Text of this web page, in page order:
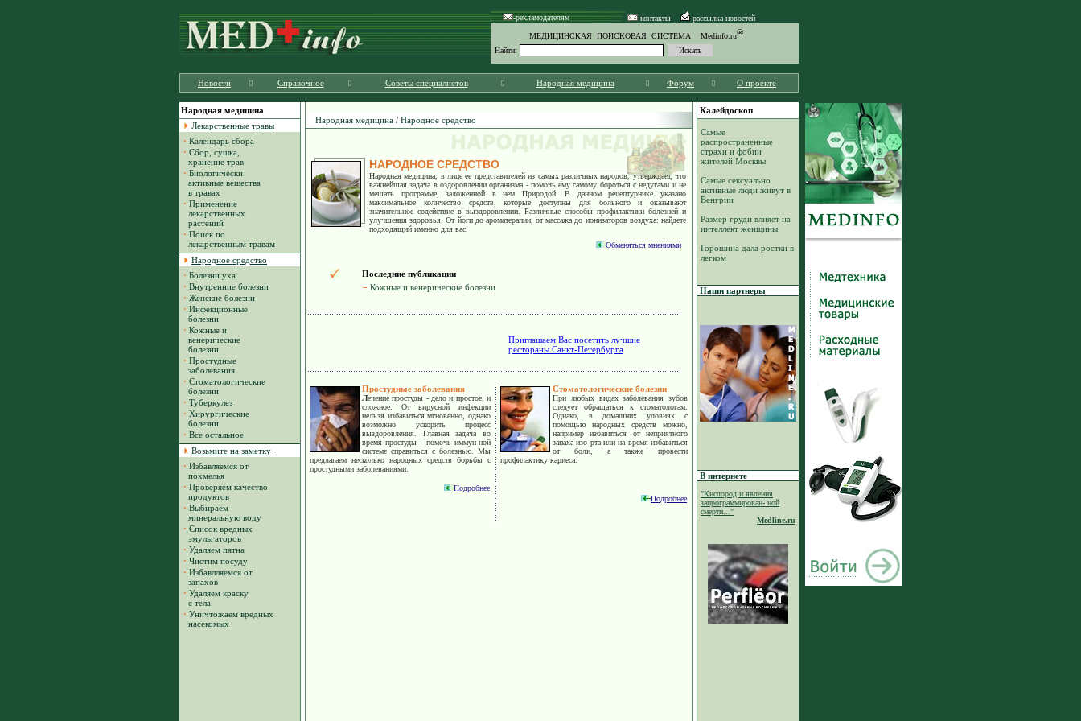
-рекламодателям -контакты -рассылка новостей
МЕДИЦИНСКАЯ ПОИСКОВАЯ СИСТЕМА Medinfo.ru®
Найти:
Новости Справочное Советы специалистов Народная медицина Форум О проекте
Народная медицина
Лекарственные травы
· Календарь сбора
· Сбор, сушка,
хранение трав
· Биологически
активные вещества
в травах
· Применение
лекарственных
растений
· Поиск по
лекарственным травам
Народное средство
· Болезни уха
· Внутренние болезни
· Женские болезни
· Инфекционные
болезни
· Кожные и
венерические
болезни
· Простудные
заболевания
· Стоматологические
болезни
· Туберкулез
· Хирургические
болезни
· Все остальное
Возьмите на заметку
· Избавляемся от
похмелья
· Проверяем качество
продуктов
· Выбираем
минеральную воду
· Список вредных
эмульгаторов
· Удаляем пятна
· Чистим посуду
· Избавлляемся от
запахов
· Удаляем краску
с тела
· Уничтожаем вредных
насекомых
Народная медицина / Народное средство
НАРОДНОЕ СРЕДСТВО
Народная медицина, в лице ее представителей из самых различных народов, утверждает, что
важнейшая задача в оздоровлении организма - помочь ему самому бороться с недугами и не
мешать программе, заложенной в нем Природой. В данном рецептурнике указано
максимальное количество средств, которые доступны для больного и оказывают
значительное содействие в выздоровлении. Различные способы профилактики болезней и
улучшения здоровья. От йоги до ароматерапии, от массажа до ионизаторов воздуха: найдете
подходящий именно для вас.
Обменяться мнениями
Последние публикации
Кожные и венерические болезни
Приглашаем Вас посетить лучшие
рестораны Санкт-Петербурга
Простудные заболевания
Лечение простуды - дело и простое, и
сложное. От вирусной инфекции
нельзя избавиться мгновенно, однако
возможно ускорить процесс
выздоровления. Главная задача во
время простуды - помочь иммун-ной
системе справиться с болезнью. Мы
предлагаем несколько народных средств борьбы с
простудными заболеваниями.
Подробнее
Стоматологические болезни
При любых видах заболевания зубов
следует обращаться к стоматологам.
Однако, в домашних уловиях с
помощью народных средств можно,
например избавиться от неприятного
запаха изо рта или на время избавиться
от боли, а также провести
профилактику кариеса.
Подробнее
Калейдоскоп
Самые
распространенные
страхи и фобии
жителей Москвы
Самые сексуально
активные люди живут в
Венгрии
Размер груди влияет на
интеллект женщины
Горошина дала ростки в
легком
Наши партнеры
В интернете
"Кислород и явления
запрограммирован- ной
смерти..."
Medline.ru